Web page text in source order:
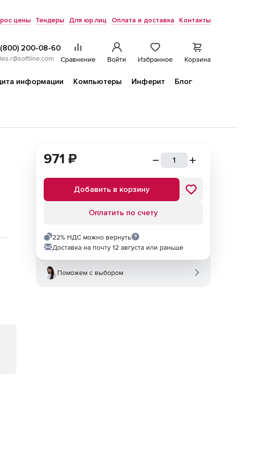
цены Тендеры Для юр.лиц Оплата и доставка Контакты
200-08-60
Сравнение Войти Избранное Корзина
информации Компьютеры Инферит
Блог
971 ₽
Добавить в корзину
Оплатить по счету
22% НДС можно вернуть
Доставка на почту 12 августа или раньше
Поможем с выбором